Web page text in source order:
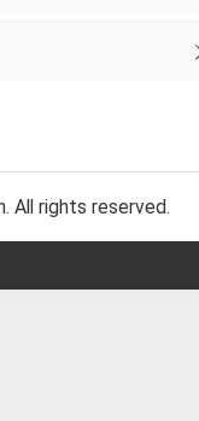
All rights reserved.